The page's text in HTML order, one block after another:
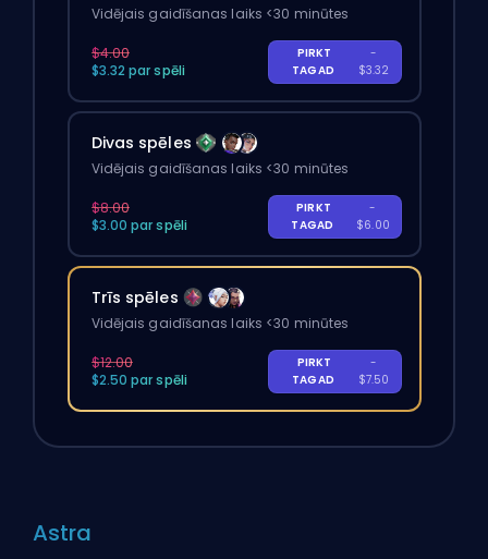
Vidējais gaidīšanas laiks <30 minūtes
$4.00
$3.32 par spēli
PIRKT
TAGAD
-
$3.32
Divas spēles
Vidējais gaidīšanas laiks <30 minūtes
$8.00
$3.00 par spēli
PIRKT
TAGAD
-
$6.00
Trīs spēles
Vidējais gaidīšanas laiks <30 minūtes
$12.00
$2.50 par spēli
PIRKT
TAGAD
-
$7.50
Astra